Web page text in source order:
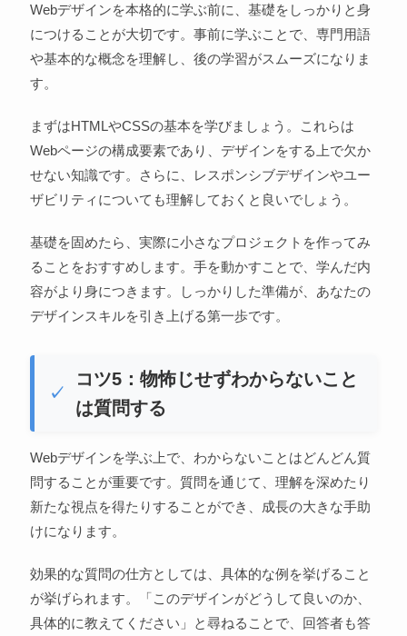
Webデザインを本格的に学ぶ前に、基礎をしっかりと身
につけることが大切です。事前に学ぶことで、専門用語
や基本的な概念を理解し、後の学習がスムーズになりま
す。
まずはHTMLやCSSの基本を学びましょう。これらは
Webページの構成要素であり、デザインをする上で欠か
せない知識です。さらに、レスポンシブデザインやユー
ザビリティについても理解しておくと良いでしょう。
基礎を固めたら、実際に小さなプロジェクトを作ってみ
ることをおすすめします。手を動かすことで、学んだ内
容がより身につきます。しっかりした準備が、あなたの
デザインスキルを引き上げる第一歩です。
コツ5：物怖じせずわからないこと
は質問する
Webデザインを学ぶ上で、わからないことはどんどん質
問することが重要です。質問を通じて、理解を深めたり
新たな視点を得たりすることができ、成長の大きな手助
けになります。
効果的な質問の仕方としては、具体的な例を挙げること
が挙げられます。「このデザインがどうして良いのか、
具体的に教えてください」と尋ねることで、回答者も答